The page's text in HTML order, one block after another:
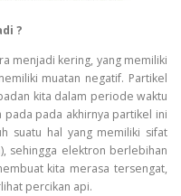
?
menjadi kering, yang memiliki
muatan negatif. Partikel
kita dalam periode waktu
pada pada akhirnya partikel ini
suatu hal yang memiliki sifat
sehingga elektron berlebihan
kita merasa tersengat,
percikan api.